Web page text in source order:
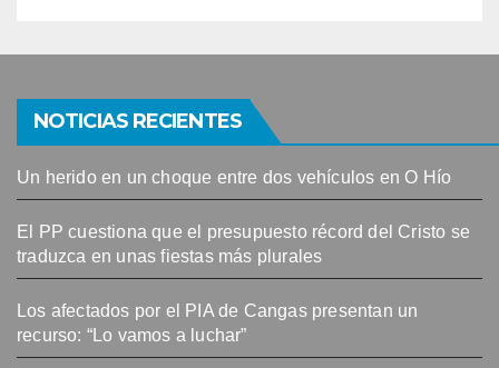
NOTICIAS RECIENTES
Un herido en un choque entre dos vehículos en O Hío
El PP cuestiona que el presupuesto récord del Cristo se
traduzca en unas fiestas más plurales
Los afectados por el PIA de Cangas presentan un
recurso: “Lo vamos a luchar”